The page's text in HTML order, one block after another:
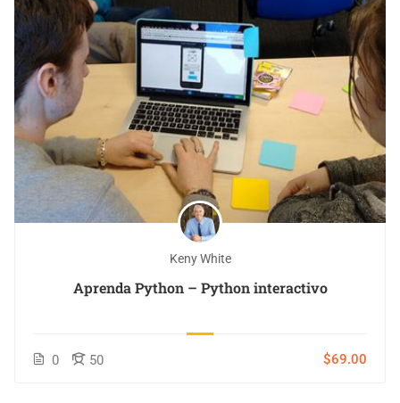
Keny White
Aprenda Python – Python interactivo
0 50 $69.00